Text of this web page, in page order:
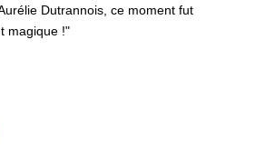
Dutrannois, ce moment fut
magique !